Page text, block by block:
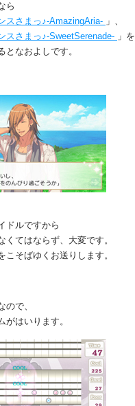
ら
スさまっ♪-AmazingAria- 」、
スさまっ♪-SweetSerenade- 」を
となおよしです。
ドルですから
くてはならず、大変です。
こそばゆくお送りします。
ので、
がはいります。